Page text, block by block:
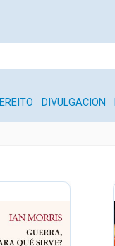
DIVULGACION